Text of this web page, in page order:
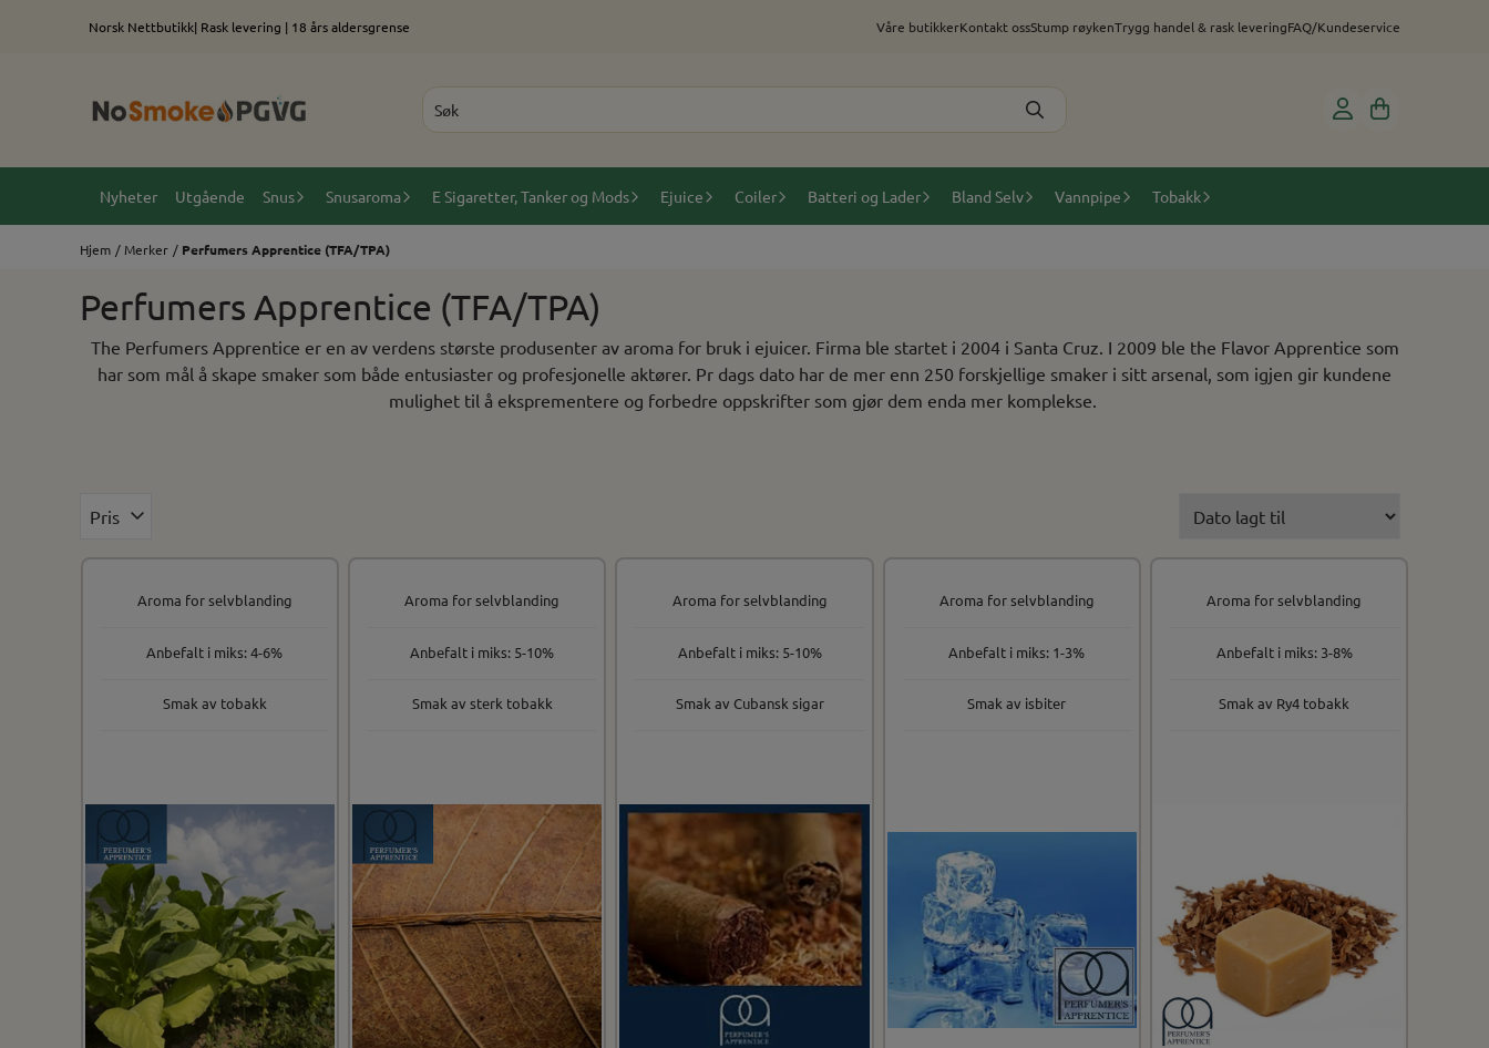
Hopp til innholdNorsk Nettbutikk| Rask levering | 18 års aldersgrense Våre butikkerKontakt ossStump røykenTrygg handel & rask leveringFAQ/Kundeservice
Nyheter Utgående Snus Snusaroma E Sigaretter, Tanker og Mods Ejuice Coiler Batteri og Lader Bland Selv Vannpipe Tobakk
Hjem / Merker / Perfumers Apprentice (TFA/TPA)
Perfumers Apprentice (TFA/TPA)
The Perfumers Apprentice er en av verdens største produsenter av aroma for bruk i ejuicer. Firma ble startet i 2004 i Santa Cruz. I 2009 ble the Flavor Apprentice som
har som mål å skape smaker som både entusiaster og profesjonelle aktører. Pr dags dato har de mer enn 250 forskjellige smaker i sitt arsenal, som igjen gir kundene
mulighet til å eksprementere og forbedre oppskrifter som gjør dem enda mer komplekse.
Pris
Aroma for selvblanding
Anbefalt i miks: 4-6%
Smak av tobakk
Aroma for selvblanding
Anbefalt i miks: 5-10%
Smak av sterk tobakk
Aroma for selvblanding
Anbefalt i miks: 5-10%
Smak av Cubansk sigar
Aroma for selvblanding
Anbefalt i miks: 1-3%
Smak av isbiter
Aroma for selvblanding
Anbefalt i miks: 3-8%
Smak av Ry4 tobakk